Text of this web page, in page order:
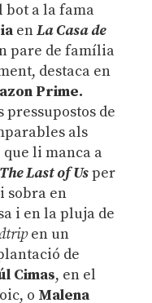
bot a la fama
enLa Casa de
pare de família
destaca en
Prime.
de
als
li manca a
The Last of Usper
sobra en
i en la pluja de
en un
de
Cimas, en el
o Malena